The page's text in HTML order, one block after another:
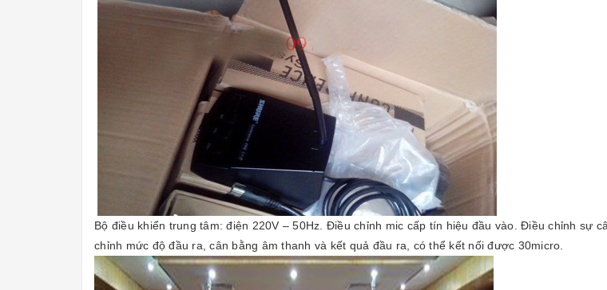
Bộ điều khiển trung tâm: điện 220V – 50Hz. Điều chỉnh mic cấp tín hiệu đầu vào. Điều chỉnh sự
chỉnh mức độ đầu ra, cân bằng âm thanh và kết quả đầu ra, có thể kết nối được 30micro.